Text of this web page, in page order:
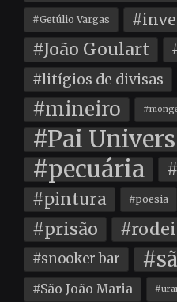
#Getúlio Vargas
#João Goulart
#litígios de divisas
#mineiro
#Pai
#pecuária
#pintura #poesia
#prisão
#snooker bar
#São João Maria